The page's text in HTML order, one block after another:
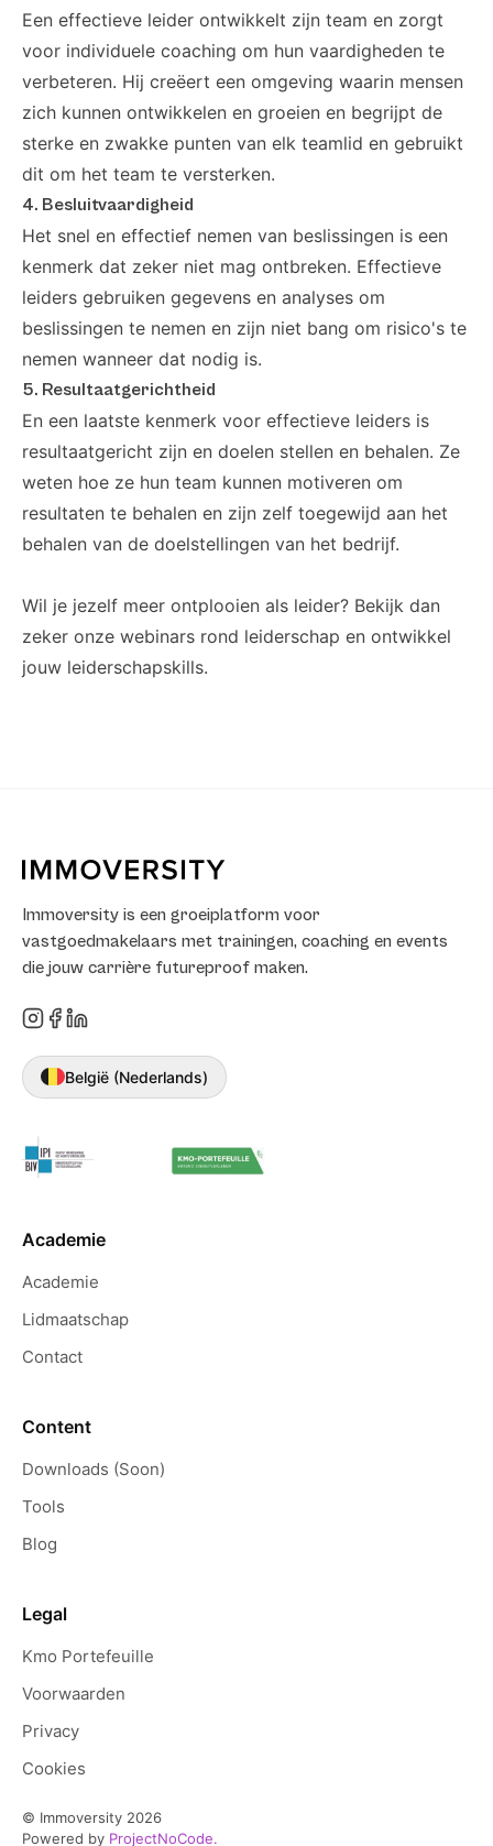
Een effectieve leider ontwikkelt zijn team en zorgt
voor individuele coaching om hun vaardigheden te
verbeteren. Hij creëert een omgeving waarin mensen
zich kunnen ontwikkelen en groeien en begrijpt de
sterke en zwakke punten van elk teamlid en gebruikt
dit om het team te versterken.
4. Besluitvaardigheid
Het snel en effectief nemen van beslissingen is een
kenmerk dat zeker niet mag ontbreken. Effectieve
leiders gebruiken gegevens en analyses om
beslissingen te nemen en zijn niet bang om risico's te
nemen wanneer dat nodig is.
5. Resultaatgerichtheid
En een laatste kenmerk voor effectieve leiders is
resultaatgericht zijn en doelen stellen en behalen. Ze
weten hoe ze hun team kunnen motiveren om
resultaten te behalen en zijn zelf toegewijd aan het
behalen van de doelstellingen van het bedrijf.
Wil je jezelf meer ontplooien als leider? Bekijk dan
zeker onze webinars rond leiderschap en ontwikkel
jouw leiderschapskills.
Immoversity is een groeiplatform voor
vastgoedmakelaars met trainingen, coaching en events
die jouw carrière futureproof maken.
België (Nederlands)
Academie
Academie
Lidmaatschap
Contact
Content
Downloads (Soon)
Tools
Blog
Legal
Kmo Portefeuille
Voorwaarden
Privacy
Cookies
© Immoversity 2026
Powered by ProjectNoCode.